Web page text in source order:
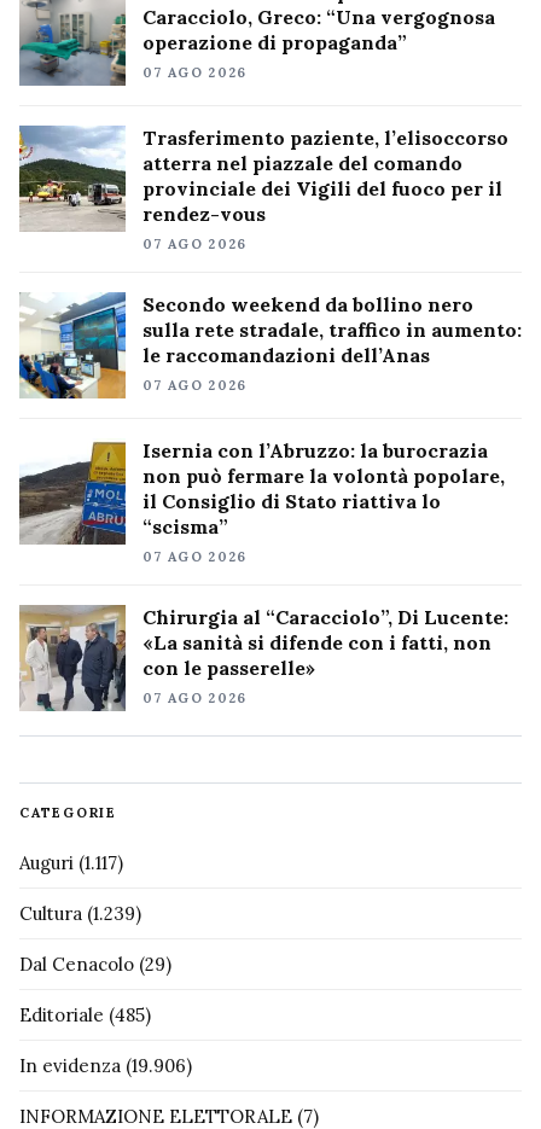
Caracciolo, Greco: “Una vergognosa
operazione di propaganda”
07 AGO 2026
Trasferimento paziente, l’elisoccorso
atterra nel piazzale del comando
provinciale dei Vigili del fuoco per il
rendez-vous
07 AGO 2026
Secondo weekend da bollino nero
sulla rete stradale, traffico in aumento:
le raccomandazioni dell’Anas
07 AGO 2026
Isernia con l’Abruzzo: la burocrazia
non può fermare la volontà popolare,
il Consiglio di Stato riattiva lo
“scisma”
07 AGO 2026
Chirurgia al “Caracciolo”, Di Lucente:
«La sanità si difende con i fatti, non
con le passerelle»
07 AGO 2026
CATEGORIE
Auguri (1.117)
Cultura (1.239)
Dal Cenacolo (29)
Editoriale (485)
In evidenza (19.906)
INFORMAZIONE ELETTORALE (7)